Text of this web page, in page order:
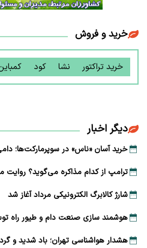
خرید و فروش
خرید تراکتور نشا کود
دیگر اخبار
خرید آسان «ناس» در سوپرمارکت‌ها؛
ترامپ از کدام مذاکره می‌گوید؟
شارژ کالابرگ الکترونیکی مرداد آغاز شد
هوشمند سازی صنعت دام و طیور راه
هشدار هواشناسی تهران؛ باد شدید و